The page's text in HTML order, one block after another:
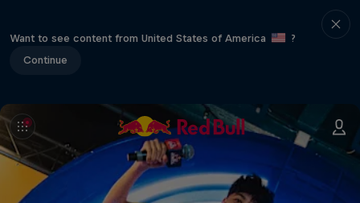
Want to see content from United States of America
?
Continue